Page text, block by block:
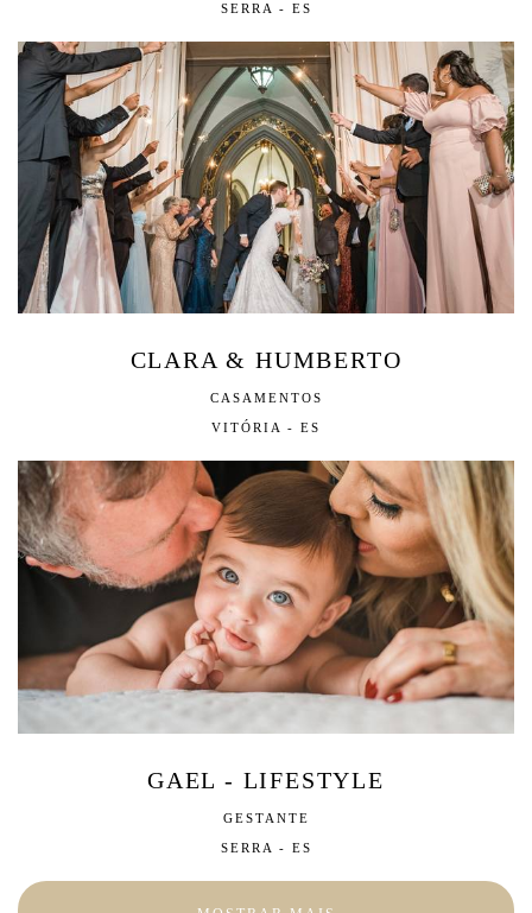
SERRA - ES
CLARA & HUMBERTO
CASAMENTOS
VITÓRIA - ES
GAEL - LIFESTYLE
GESTANTE
SERRA - ES